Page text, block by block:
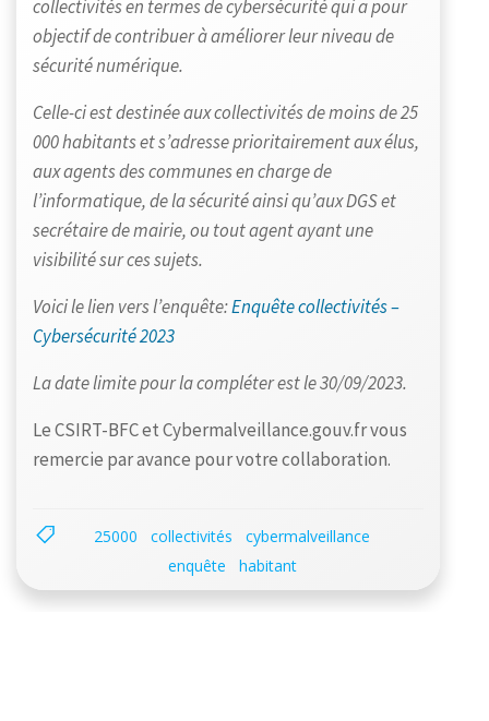
collectivités en termes de cybersécurité qui a pour
objectif de contribuer à améliorer leur niveau de
sécurité numérique.
Celle-ci est destinée aux collectivités de moins de 25
000 habitants et s’adresse prioritairement aux élus,
aux agents des communes en charge de
l’informatique, de la sécurité ainsi qu’aux DGS et
secrétaire de mairie, ou tout agent ayant une
visibilité sur ces sujets.
Voici le lien vers l’enquête:Enquête collectivités –
Cybersécurité 2023
La date limite pour la compléter est le 30/09/2023.
Le CSIRT-BFC et Cybermalveillance.gouv.fr vous
remercie par avance pour votre collaboration.
25000 collectivités
cybermalveillance
enquête
habitant